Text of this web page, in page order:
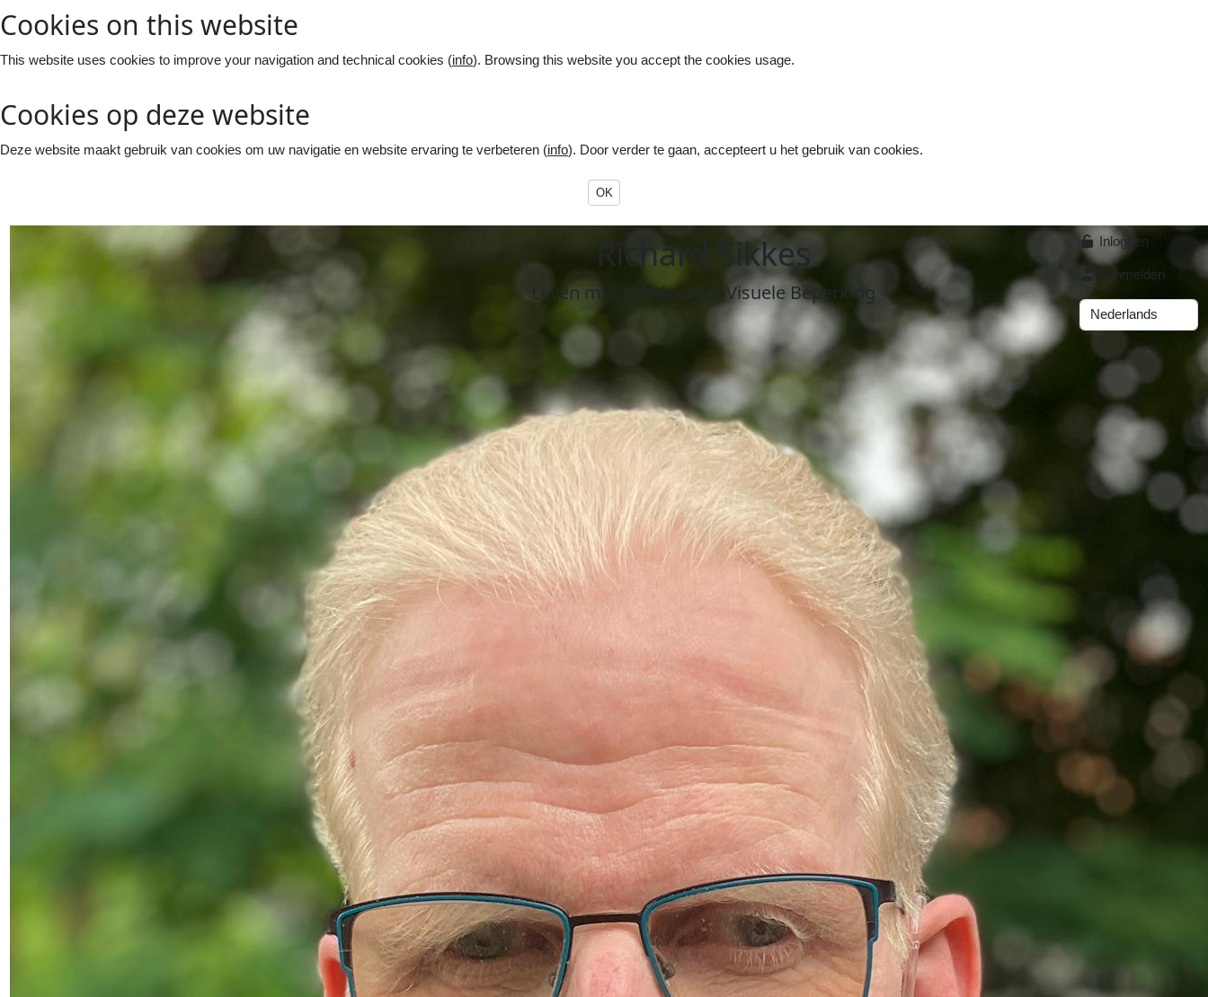
Cookies on this website
This website uses cookies to improve your navigation and technical cookies (info). Browsing this website you accept the cookies usage.
Cookies op deze website
Deze website maakt gebruik van cookies om uw navigatie en website ervaring te verbeteren (info). Door verder te gaan, accepteert u het gebruik van cookies.
OK
Richard ikkes
Leven met eenAuditief Visuele Beperking
Inloggen
Aanmelden